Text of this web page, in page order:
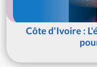
Côte d'Ivoire :